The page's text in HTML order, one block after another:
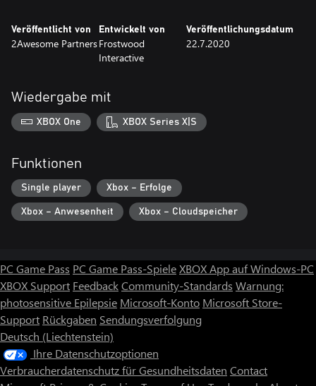
Veröffentlicht von
2Awesome Partners
Entwickelt von
Frostwood
Interactive
Veröffentlichungsdatum
22.7.2020
Wiedergabe mit
XBOX One XBOX Series X|S
Funktionen
Single player Xbox – Erfolge
Xbox – Anwesenheit Xbox – Cloudspeicher
PC Game Pass PC Game Pass-SpieleXBOX App auf Windows-PC
XBOX Support FeedbackCommunity-Standards Warnung:
photosensitive Epilepsie Microsoft-Konto Microsoft Store-
Support Rückgaben Sendungsverfolgung
Deutsch (Liechtenstein)
Ihre Datenschutzoptionen
Verbraucherdatenschutz für Gesundheitsdaten Contact